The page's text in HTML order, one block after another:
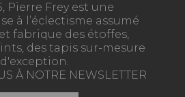
Pierre Frey est une
à l’éclectisme assumé
fabrique des étoffes,
des tapis sur-mesure
À NOTRE NEWSLETTER